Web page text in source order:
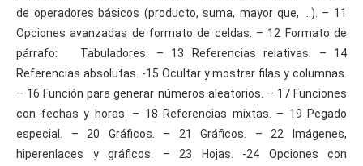
de operadores básicos (producto, suma, mayor que, …). – 11
Opciones avanzadas de formato de celdas. – 12 Formato de
párrafo: Tabuladores. – 13 Referencias relativas. – 14
Referencias absolutas. -15 Ocultar y mostrar filas y columnas.
– 16 Función para generar números aleatorios. – 17 Funciones
con fechas y horas. – 18 Referencias mixtas. – 19 Pegado
especial. – 20 Gráficos. – 21 Gráficos. – 22 Imágenes,
hiperenlaces y gráficos. – 23 Hojas. -24 Opciones con